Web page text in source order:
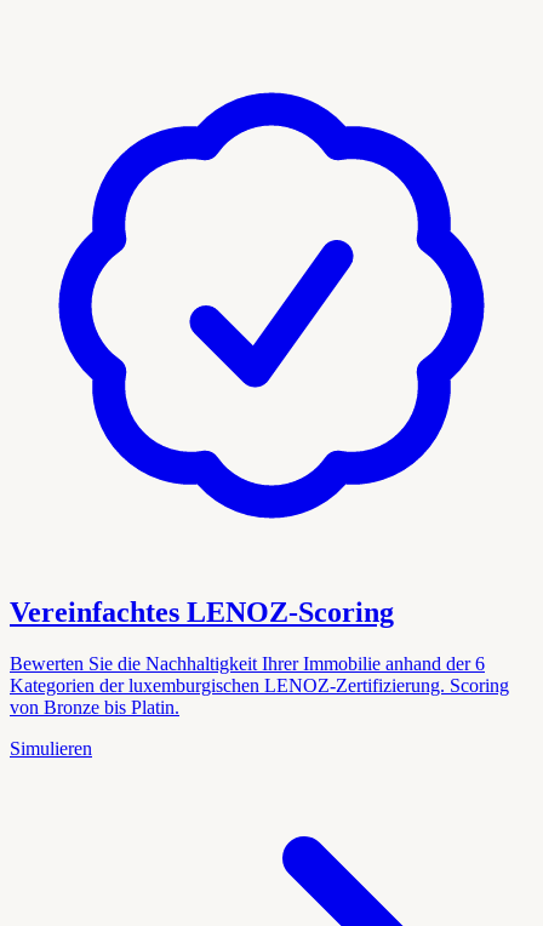
Vereinfachtes LENOZ-Scoring
Bewerten Sie die Nachhaltigkeit Ihrer Immobilie anhand der 6
Kategorien der luxemburgischen LENOZ-Zertifizierung. Scoring
von Bronze bis Platin.
Simulieren